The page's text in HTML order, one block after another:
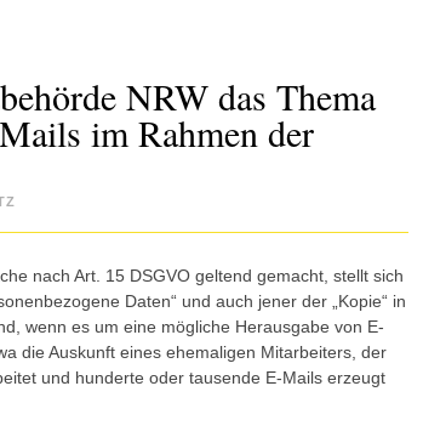
NRW das Thema
im Rahmen der
nach Art. 15 DSGVO geltend gemacht, stellt sich
Daten“ und auch jener der „Kopie“ in
wenn es um eine mögliche Herausgabe von E-
die Auskunft eines ehemaligen Mitarbeiters, der
und hunderte oder tausende E-Mails erzeugt